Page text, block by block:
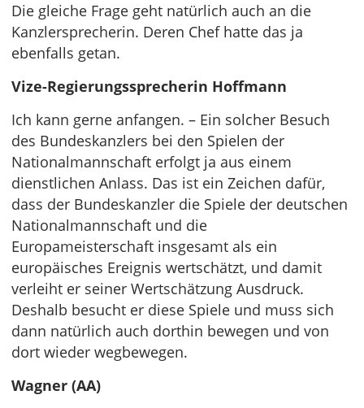
Die gleiche Frage geht natürlich auch an die
Kanzlersprecherin. Deren Chef hatte das ja
ebenfalls getan.
Vize-Regierungssprecherin Hoffmann
Ich kann gerne anfangen. – Ein solcher Besuch
des Bundeskanzlers bei den Spielen der
Nationalmannschaft erfolgt ja aus einem
dienstlichen Anlass. Das ist ein Zeichen dafür,
dass der Bundeskanzler die Spiele der deutschen
Nationalmannschaft und die
Europameisterschaft insgesamt als ein
europäisches Ereignis wertschätzt, und damit
verleiht er seiner Wertschätzung Ausdruck.
Deshalb besucht er diese Spiele und muss sich
dann natürlich auch dorthin bewegen und von
dort wieder wegbewegen.
Wagner (AA)